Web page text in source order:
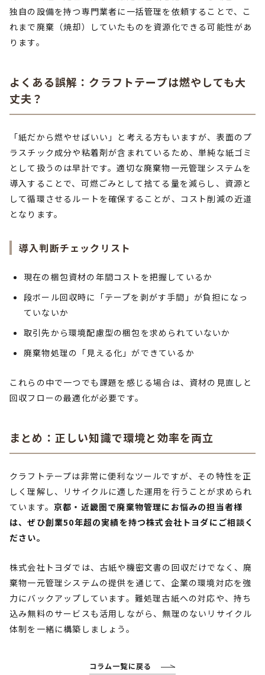
独自の設備を持つ専門業者に一括管理を依頼することで、こ
れまで廃棄（焼却）していたものを資源化できる可能性があ
ります。
よくある誤解：クラフトテープは燃やしても大
丈夫？
「紙だから燃やせばいい」と考える方もいますが、表面のプ
ラスチック成分や粘着剤が含まれているため、単純な紙ゴミ
として扱うのは早計です。適切な廃棄物一元管理システムを
導入することで、可燃ごみとして捨てる量を減らし、資源と
して循環させるルートを確保することが、コスト削減の近道
となります。
導入判断チェックリスト
現在の梱包資材の年間コストを把握しているか
段ボール回収時に「テープを剥がす手間」が負担になっ
ていないか
取引先から環境配慮型の梱包を求められていないか
廃棄物処理の「見える化」ができているか
これらの中で一つでも課題を感じる場合は、資材の見直しと
回収フローの最適化が必要です。
まとめ：正しい知識で環境と効率を両立
クラフトテープは非常に便利なツールですが、その特性を正
しく理解し、リサイクルに適した運用を行うことが求められ
ています。 京都・近畿圏で廃棄物管理にお悩みの担当者様
は、ぜひ創業50年超の実績を持つ株式会社トヨダにご相談く
ださい。
株式会社トヨダでは、古紙や機密文書の回収だけでなく、廃
棄物一元管理システムの提供を通じて、企業の環境対応を強
力にバックアップしています。難処理古紙への対応や、持ち
込み無料のサービスも活用しながら、無理のないリサイクル
体制を一緒に構築しましょう。
コラム一覧に戻る